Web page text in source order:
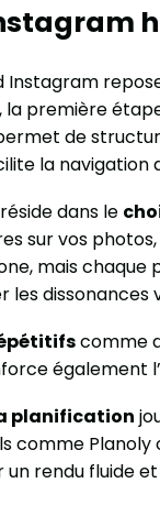
Instagram
la première
de
la navigation
dans le
sur vos
mais
dissonances
comme
également
planification
comme
rendu fluide